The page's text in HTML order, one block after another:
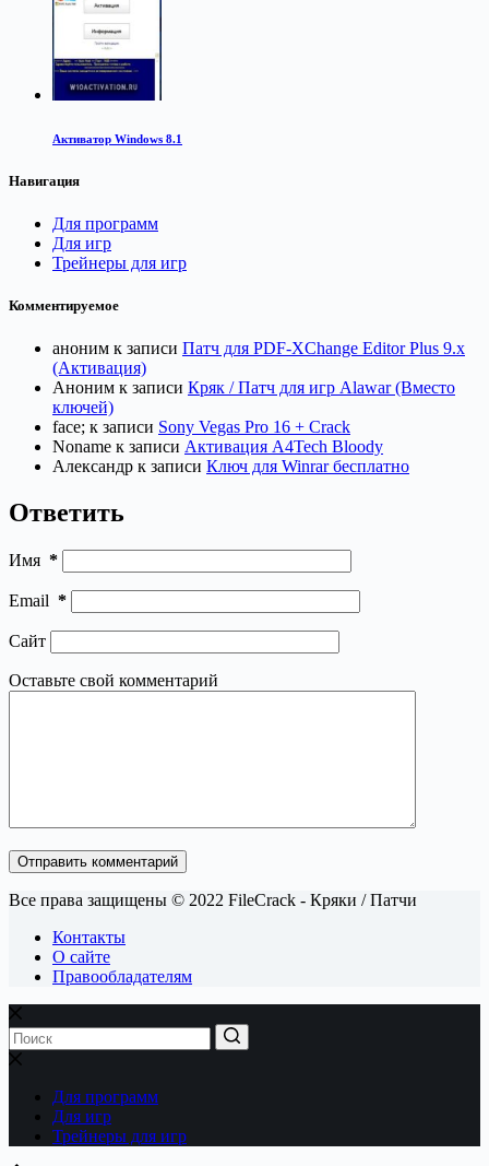
Активатор Windows 8.1
Навигация
Для программ
Для игр
Трейнеры для игр
Комментируемое
аноним к записи Патч для PDF-XChange Editor Plus 9.x
(Активация)
Аноним к записи Кряк / Патч для игр Alawar (Вместо
ключей)
face; к записи Sony Vegas Pro 16 + Crack
Noname к записи Активация A4Tech Bloody
Александр к записи Ключ для Winrar бесплатно
Ответить
Имя *
Email *
Сайт
Оставьте свой комментарий
Отправить комментарий
Все права защищены © 2022 FileCrack - Кряки / Патчи
Контакты
О сайте
Правообладателям
Для программ
Для игр
Трейнеры для игр